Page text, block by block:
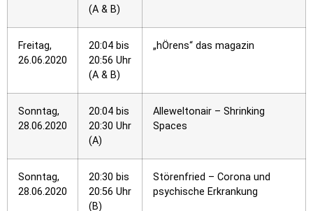
(A & B)
Freitag,
26.06.2020
20:04 bis
20:56 Uhr
(A & B)
„hÖrens“ das magazin
Sonntag,
28.06.2020
20:04 bis
20:30 Uhr
(A)
Alleweltonair – Shrinking
Spaces
Sonntag,
28.06.2020
20:30 bis
20:56 Uhr
(B)
Störenfried – Corona und
psychische Erkrankung